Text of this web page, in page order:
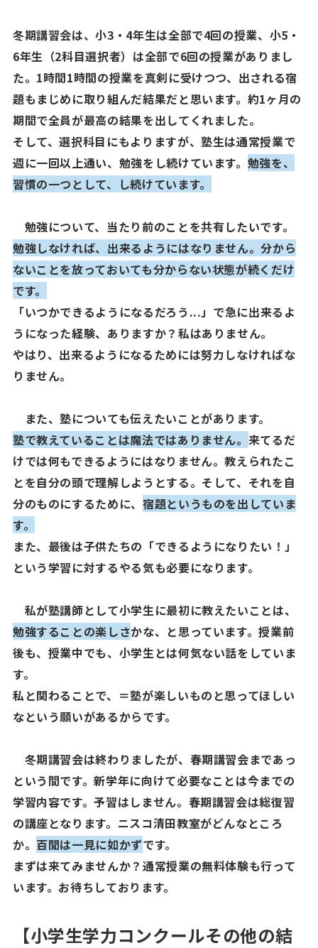
冬期講習会は、小3 ・ 4年生は全部で4回の授業、小5 ・
6年生（2科目選択者）は全部で6回の授業がありまし
た。 1時間1時間の授業を真剣に受けつつ、出される宿
題もまじめに取り組んだ結果だと思います。約1ヶ月の
期間で全員が最高の結果を出してくれました。
そして、選択科目にもよりますが、塾生は通常授業で
週に一回以上通い、勉強をし続けています。 勉強を、
習慣の一つとして、し続けています。
勉強について、当たり前のことを共有したいです。
勉強しなければ、出来るようにはなりません。分から
ないことを放っておいても分からない状態が続くだけ
です。
「いつかできるようになるだろう...」で急に出来るよ
うになった経験、ありますか？私はありません。
やはり、出来るようになるためには努力しなければな
りません。
また、塾についても伝えたいことがあります。
塾で教えていることは魔法ではありません。 来てるだ
けでは何もできるようにはなりません。教えられたこ
とを自分の頭で理解しようとする。そして、それを自
分のものにするために、 宿題というものを出していま
す。
また、最後は子供たちの「できるようになりたい！」
という学習に対するやる気も必要になります。
私が塾講師として小学生に最初に教えたいことは、
勉強することの楽しさかな、と思っています。授業前
後も、授業中でも、小学生とは何気ない話をしていま
す。
私と関わることで、＝塾が楽しいものと思ってほしい
なという願いがあるからです。
冬期講習会は終わりましたが、春期講習会まであっ
という間です。新学年に向けて必要なことは今までの
学習内容です。予習はしません。春期講習会は総復習
の講座となります。ニスコ清田教室がどんなところ
か。 百聞は一見に如かずです。
まずは来てみませんか？通常授業の無料体験も行って
います。お待ちしております。
【小学生学力コンクールその他の結